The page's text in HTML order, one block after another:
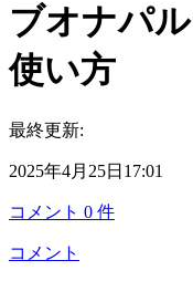
ブオナパ
使い方
最終更新:
2025年4月25日17:01
コメント 0 件
コメント